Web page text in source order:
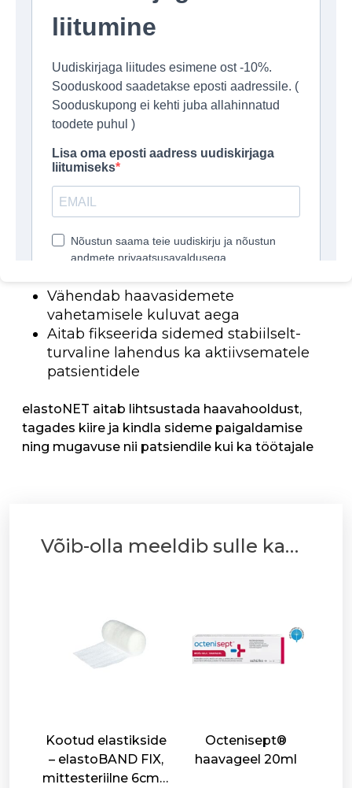
mugavuse kui ka efektiivse sideme fikseerimise.
Torujas elastne võrk, mis püsib hästi
keha erinevatel piirkondadel
Sisaldab polüamiidi ja elastomeeri
Hea venimus
Pehme, elastne ja mugav kasutada
Kiire ning lihtne peale asetada
1 m (venitatuna 2,5 m)
10 m (venitatuna 25 m)
Näidustused: Sobib kõikvõimalike sidemete
Vähendab haavasidemete
vahetamisele kuluvat aega
Aitab fikseerida sidemed stabiilselt-
turvaline lahendus ka aktiivsematele
patsientidele
elastoNET aitab lihtsustada haavahooldust,
tagades kiire ja kindla sideme paigaldamise
ning mugavuse nii patsiendile kui ka töötajale
Võib-olla meeldib sulle ka…
Kootud elastikside
– elastoBAND FIX,
mittesteriilne 6cm x
Octenisept®
haavageel 20ml